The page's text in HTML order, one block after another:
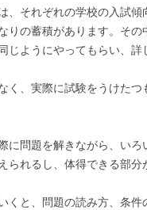
、それぞれの学校の入試
りの蓄積があります。そ
じようにやってもらい、詳
く、実際に試験をうけた
に問題を解きながら、い
られるし、体得できる部分
くと、問題の読み方、条